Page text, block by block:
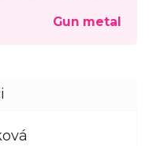
Gun metal